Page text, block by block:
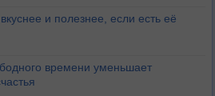
и полезнее, если есть её
времени уменьшает